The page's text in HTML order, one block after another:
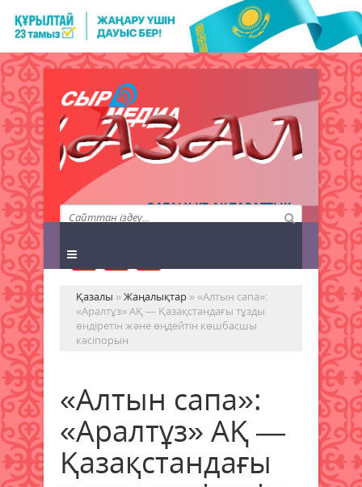
QAZALY.KZ АҚПАРАТТЫҚ
АГЕНТТІГІ
Қазалы »Жаңалықтар » «Алтын сапа»:
«Аралтұз» АҚ — Қазақстандағы тұзды
өндіретін және өңдейтін көшбасшы
кәсіпорын
«Алтын сапа»:
«Аралтұз» АҚ —
Қазақстандағы